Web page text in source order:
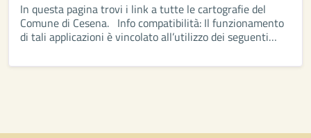
In questa pagina trovi i link a tutte le cartografie del
Comune di Cesena. Info compatibilità: Il funzionamento
di tali applicazioni è vincolato all’utilizzo dei seguenti
successive (la […]